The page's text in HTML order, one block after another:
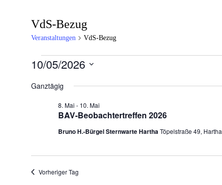
VdS-Bezug
Veranstaltungen VdS-Bezug
Veranstaltungen
10.
10/05/2026
wählen.
Ganztägig
BAV-Beobachtertreffen 2026
8. Mai - 10. Mai
Bruno H.-Bürgel Sternwarte HarthaTöpelstraße 49, Hartha
Vorheriger Tag